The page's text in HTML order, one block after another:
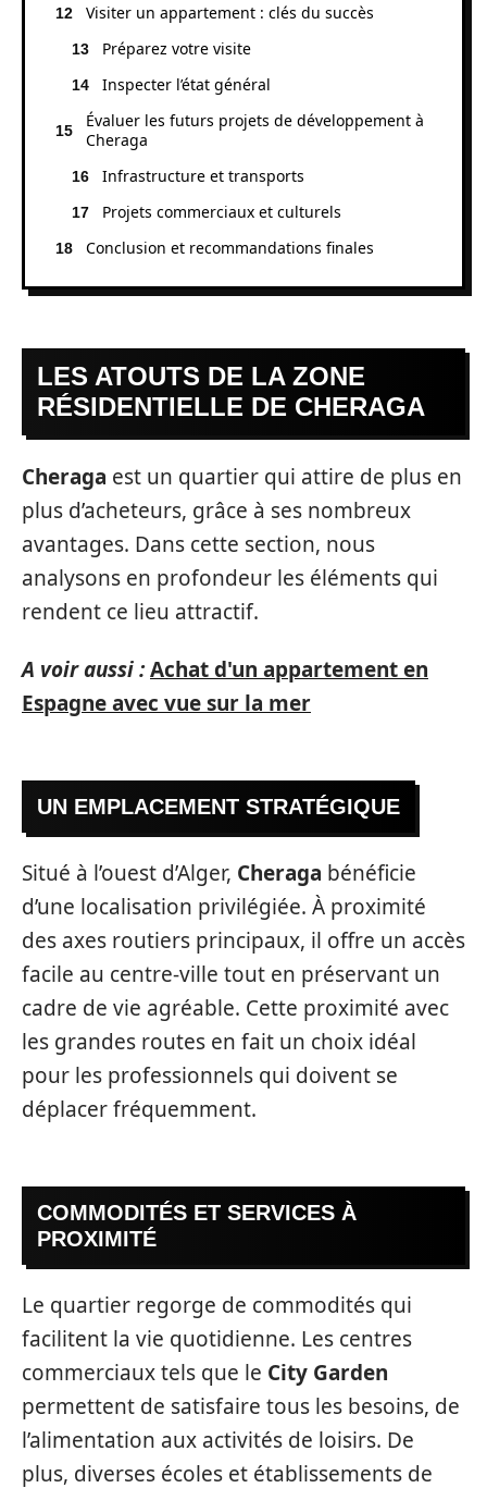
Visiter un appartement : clés du succès
Préparez votre visite
Inspecter l’état général
Évaluer les futurs projets de développement à
Cheraga
Infrastructure et transports
Projets commerciaux et culturels
Conclusion et recommandations finales
LES ATOUTS DE LA ZONE
RÉSIDENTIELLE DE CHERAGA
Cheraga est un quartier qui attire de plus en
plus d’acheteurs, grâce à ses nombreux
avantages. Dans cette section, nous
analysons en profondeur les éléments qui
rendent ce lieu attractif.
A voir aussi :Achat d'un appartement en
Espagne avec vue sur la mer
UN EMPLACEMENT STRATÉGIQUE
Situé à l’ouest d’Alger, Cheraga bénéficie
d’une localisation privilégiée. À proximité
des axes routiers principaux, il offre un accès
facile au centre-ville tout en préservant un
cadre de vie agréable. Cette proximité avec
les grandes routes en fait un choix idéal
pour les professionnels qui doivent se
déplacer fréquemment.
COMMODITÉS ET SERVICES À
PROXIMITÉ
Le quartier regorge de commodités qui
facilitent la vie quotidienne. Les centres
commerciaux tels que le City Garden
permettent de satisfaire tous les besoins, de
l’alimentation aux activités de loisirs. De
plus, diverses écoles et établissements de